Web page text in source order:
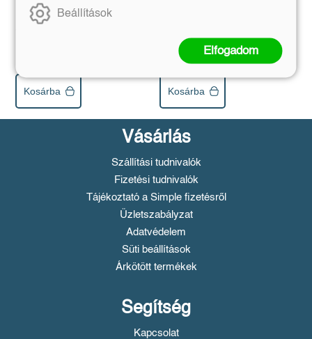
Kosárba
Eredeti ár:
10 990 Ft
Kosárba
Vásárlás
Szállítási tudnivalók
Fizetési tudnivalók
Tájékoztató a Simple fizetésről
Üzletszabályzat
Adatvédelem
Süti beállítások
Árkötött termékek
Segítség
Kapcsolat
Beállítások
Elfogadom